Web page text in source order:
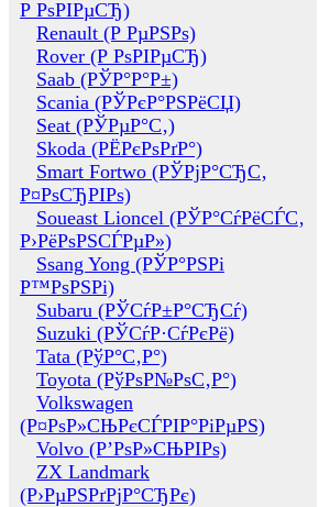
Р РѕРІРµСЂ)
Renault (Р РµРЅРѕ)
Rover (Р РѕРІРµСЂ)
Saab (РЎР°Р°Р±)
Scania (РЎРєР°РЅРёСЏ)
Seat (РЎРµР°С‚)
Skoda (РЁРєРѕРґР°)
Smart Fortwo (РЎРјР°СЂС‚
Р¤РѕСЂРІРѕ)
Soueast Lioncel (РЎР°СѓРёСЃС‚
Р›РёРѕРЅСЃРµР»)
Ssang Yong (РЎР°РЅРі
Р™РѕРЅРі)
Subaru (РЎСѓР±Р°СЂСѓ)
Suzuki (РЎСѓР·СѓРєРё)
Tata (РўР°С‚Р°)
Toyota (РўРѕР№РѕС‚Р°)
Volkswagen
(Р¤РѕР»СЊРєСЃРІР°РіРµРЅ)
Volvo (Р’РѕР»СЊРІРѕ)
ZX Landmark
(Р›РµРЅРґРјР°СЂРє)